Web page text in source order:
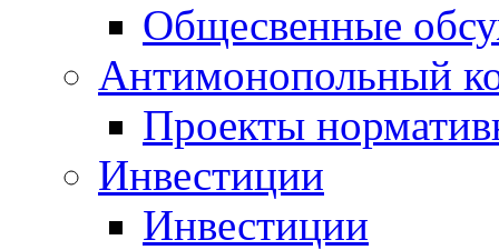
Общесвенные
Антимонопольный
Проекты
Инвестиции
Инвестиции